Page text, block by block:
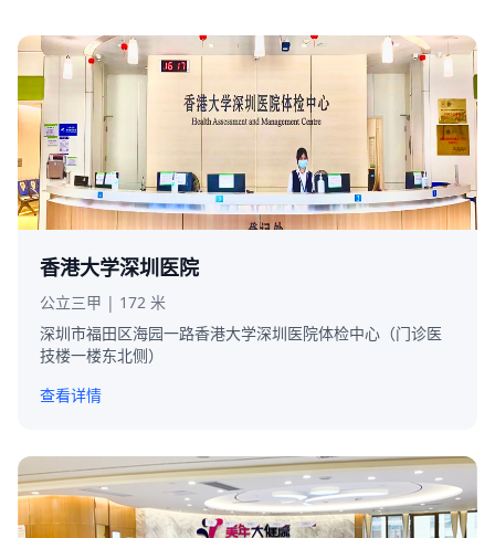
香港大学深圳医院
公立三甲 | 172 米
深圳市福田区海园一路香港大学深圳医院体检中心（门诊医
技楼一楼东北侧）
查看详情